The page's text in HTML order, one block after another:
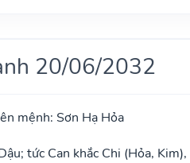
20/06/2032
mệnh: Sơn Hạ Hỏa
tức Can khắc Chi (Hỏa,